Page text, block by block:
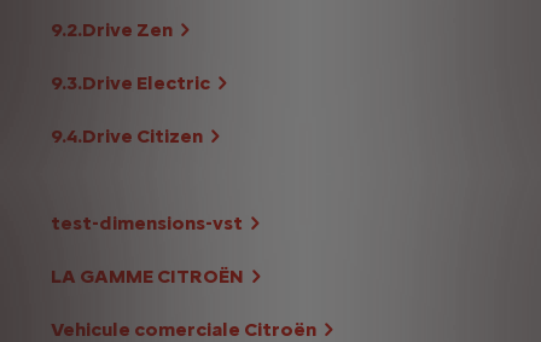
9.2.Drive Zen
9.3.Drive Electric
9.4.Drive Citizen
test-dimensions-vst
LA GAMME CITROËN
Vehicule comerciale Citroën